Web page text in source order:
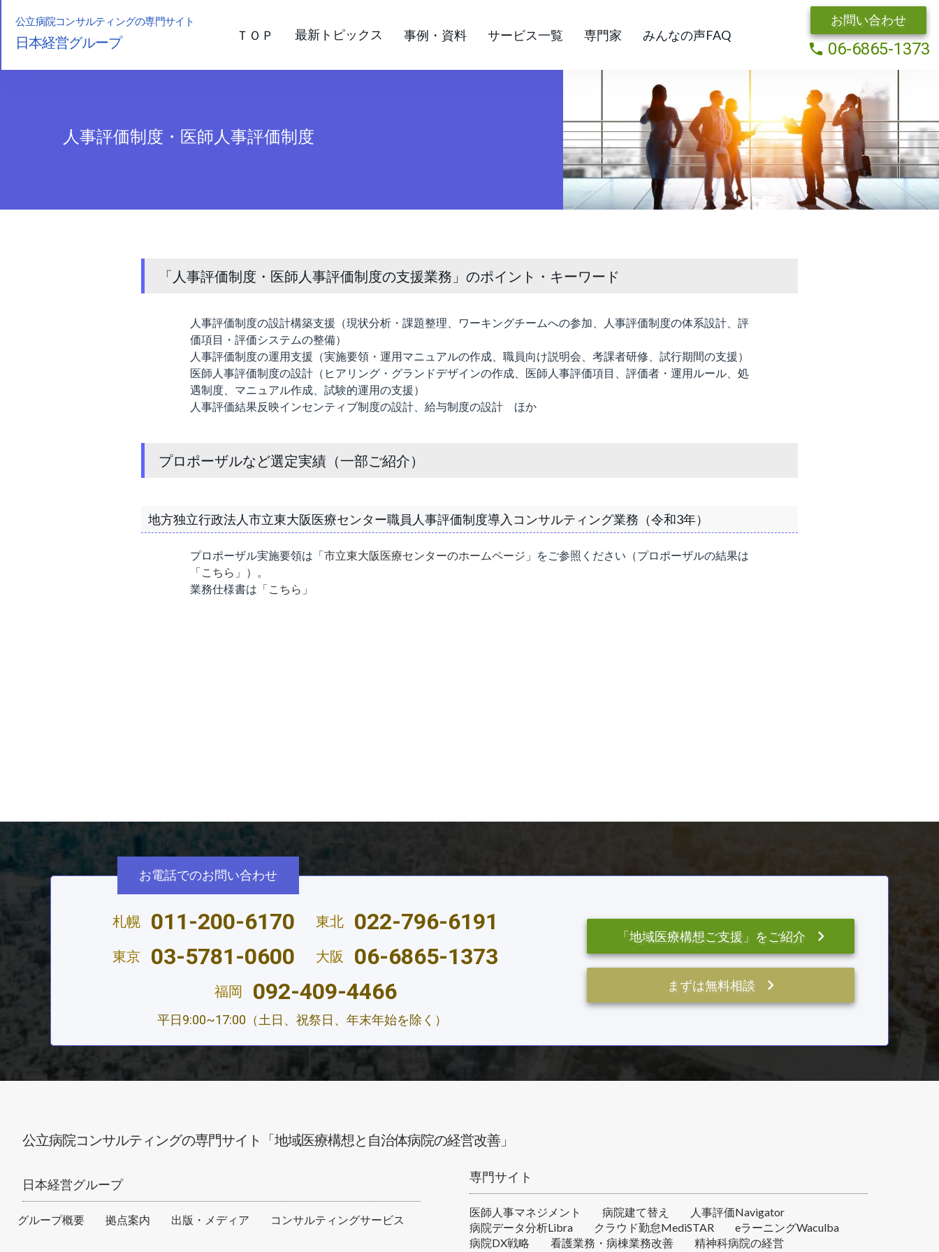
公立病院コンサルティングの専門サイト
日本経営グループ ＴＯＰ 最新トピックス 事例・資料 サービス一覧 専門家 みんなの声FAQ
お問い合わせ
local_phone 06-6865-1373
人事評価制度・医師人事評価制度
「人事評価制度・医師人事評価制度の支援業務」のポイント・キーワード
人事評価制度の設計構築支援（現状分析・課題整理、ワーキングチームへの参加、人事評価制度の体系設計、評
価項目・評価システムの整備）
人事評価制度の運用支援（実施要領・運用マニュアルの作成、職員向け説明会、考課者研修、試行期間の支援）
医師人事評価制度の設計（ヒアリング・グランドデザインの作成、医師人事評価項目、評価者・運用ルール、処
遇制度、マニュアル作成、試験的運用の支援）
人事評価結果反映インセンティブ制度の設計、給与制度の設計 ほか
プロポーザルなど選定実績（一部ご紹介）
地方独立行政法人市立東大阪医療センター職員人事評価制度導入コンサルティング業務（令和3年）
プロポーザル実施要領は「市立東大阪医療センターのホームページ 」をご参照ください（プロポーザルの結果は
「こちら 」）。
業務仕様書は「こちら 」
お電話でのお問い合わせ
札幌 011-200-6170 東北 022-796-6191
東京 03-5781-0600 大阪 06-6865-1373
福岡 092-409-4466
平日9:00~17:00（土日、祝祭日、年末年始を除く）
「地域医療構想ご支援」をご紹介 keyboard_arrow_right
まずは無料相談 keyboard_arrow_right
公立病院コンサルティングの専門サイト「地域医療構想と自治体病院の経営改善」
日本経営グループ
グループ概要 拠点案内 出版・メディア コンサルティングサービス
専門サイト
医師人事マネジメント 病院建て替え
人事評価Navigator
病院データ分析Libra
クラウド勤怠MediSTAR
eラーニングWaculba
病院DX戦略
看護業務・病棟業務改善
精神科病院の経営